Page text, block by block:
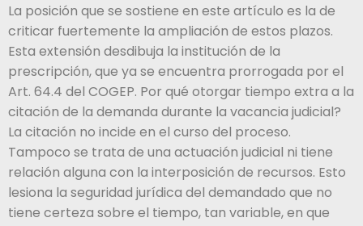
La posición que se sostiene en este artículo es la de
criticar fuertemente la ampliación de estos plazos.
Esta extensión desdibuja la institución de la
prescripción, que ya se encuentra prorrogada por el
Art. 64.4 del COGEP. Por qué otorgar tiempo extra a la
citación de la demanda durante la vacancia judicial?
La citación no incide en el curso del proceso.
Tampoco se trata de una actuación judicial ni tiene
relación alguna con la interposición de recursos. Esto
lesiona la seguridad jurídica del demandado que no
tiene certeza sobre el tiempo, tan variable, en que